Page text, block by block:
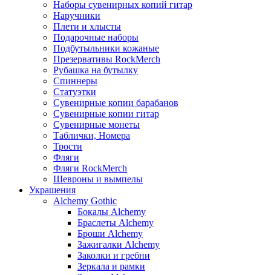
Наборы сувенирных копий гитар
Наручники
Плети и хлысты
Подарочные наборы
Подбутыльники кожаные
Презервативы RockMerch
Рубашка на бутылку
Спиннеры
Статуэтки
Сувенирные копии барабанов
Сувенирные копии гитар
Сувенирные монеты
Таблички, Номера
Трости
Фляги
Фляги RockMerch
Шевроны и вымпелы
Украшения
Alchemy Gothic
Бокалы Alchemy
Браслеты Alchemy
Броши Alchemy
Зажигалки Alchemy
Заколки и гребни
Зеркала и рамки